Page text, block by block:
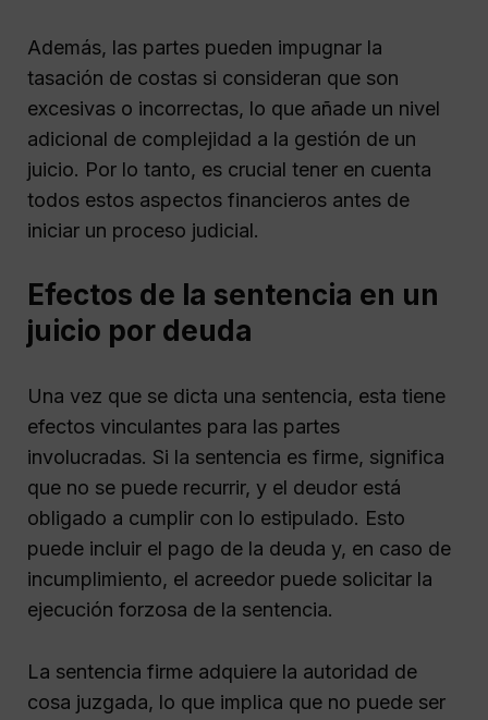
Además, las partes pueden impugnar la
tasación de costas si consideran que son
excesivas o incorrectas, lo que añade un nivel
adicional de complejidad a la gestión de un
juicio. Por lo tanto, es crucial tener en cuenta
todos estos aspectos financieros antes de
iniciar un proceso judicial.
Efectos de la sentencia en un
juicio por deuda
Una vez que se dicta una sentencia, esta tiene
efectos vinculantes para las partes
involucradas. Si la sentencia es firme, significa
que no se puede recurrir, y el deudor está
obligado a cumplir con lo estipulado. Esto
puede incluir el pago de la deuda y, en caso de
incumplimiento, el acreedor puede solicitar la
ejecución forzosa de la sentencia.
La sentencia firme adquiere la autoridad de
cosa juzgada, lo que implica que no puede ser